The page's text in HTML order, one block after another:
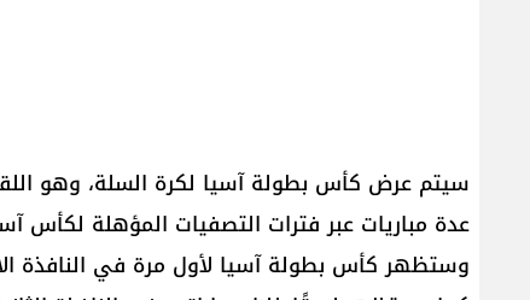
سيتم عرض كأس بطولة آسيا لكرة السلة، وهو
عدة مباريات عبر فترات التصفيات المؤهلة لكأس آسيا